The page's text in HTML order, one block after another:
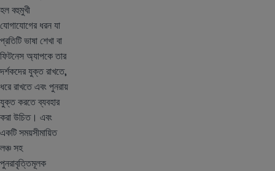
হল বহুমুখী
যোগাযোগের ধরন যা
প্রতিটি ভাষা শেখা বা
ফিটনেস অ্যাপকে তার
দর্শকদের যুক্ত রাখতে,
ধরে রাখতে এবং পুনরায়
যুক্ত করতে ব্যবহার
করা উচিত। এবং
একটি সময়সীমায়িত
লঞ্চ সহ
পুনরাবৃত্তিমূলক